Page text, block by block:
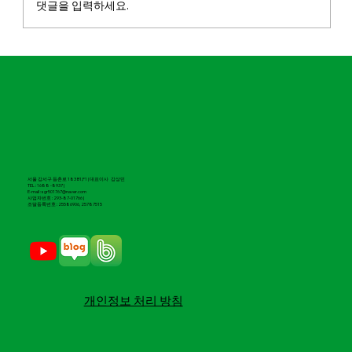
댓글을 입력하세요.
서울 강서구 등촌로 183 B1,F1 | 대표이사 강상민
TEL : 1688 -8937 |
E-mail : sgr501767@naver.com
​사업자번호 : 293-87-01766 |
조달등록번호 : 25586906, 25787515
​개인정보 처리 방침